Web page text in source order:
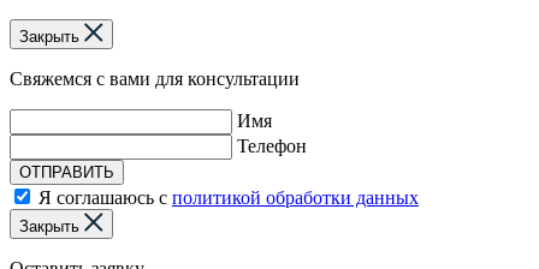
Закрыть
Свяжемся с вами для консультации
Имя
Телефон
ОТПРАВИТЬ
Я соглашаюсь с политикой обработки данных
Закрыть